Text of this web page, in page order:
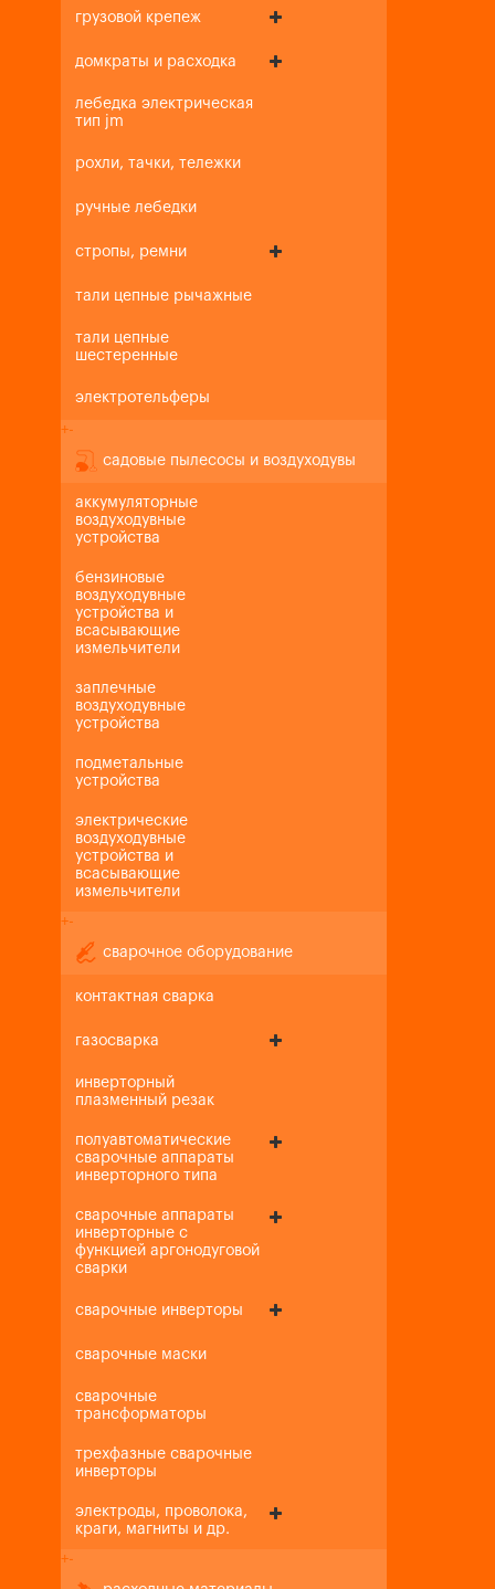
грузовой крепеж
домкраты и расходка
лебедка электрическая
тип jm
рохли, тачки, тележки
ручные лебедки
стропы, ремни
тали цепные рычажные
тали цепные
шестеренные
электротельферы
+-
садовые пылесосы и воздуходувы
аккумуляторные
воздуходувные
устройства
бензиновые
воздуходувные
устройства и
всасывающие
измельчители
заплечные
воздуходувные
устройства
подметальные
устройства
электрические
воздуходувные
устройства и
всасывающие
измельчители
+-
сварочное оборудование
контактная сварка
газосварка
инверторный
плазменный резак
полуавтоматические
сварочные аппараты
инверторного типа
сварочные аппараты
инверторные с
функцией аргонодуговой
сварки
сварочные инверторы
сварочные маски
сварочные
трансформаторы
трехфазные сварочные
инверторы
электроды, проволока,
краги, магниты и др.
+-